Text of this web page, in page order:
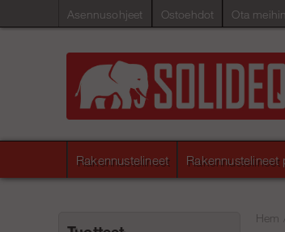
Asennusohjeet Ostoehdot Ota
Rakennustelineet Rakennustelineet
Hem